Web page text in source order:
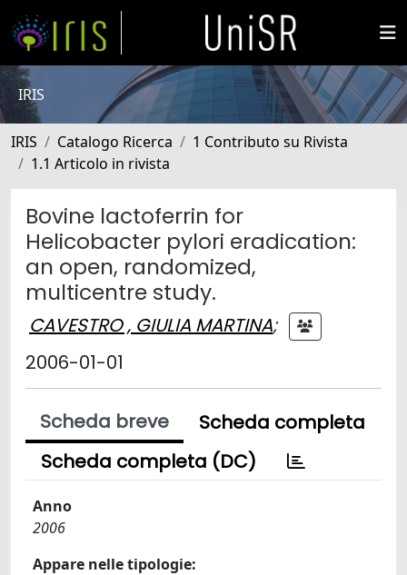
IRIS
IRIS Catalogo Ricerca
1 Contributo su Rivista
1.1 Articolo in rivista
Bovine lactoferrin for
Helicobacter pylori eradication:
an open, randomized,
multicentre study.
CAVESTRO , GIULIA MARTINA;
2006-01-01
Scheda breve
Scheda completa
Scheda completa (DC)
Anno
2006
Appare nelle tipologie: